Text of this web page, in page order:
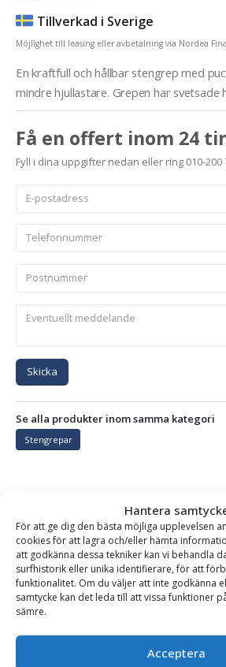
Hantera
För att ge dig den bästa möjliga upplevelsen
cookies för att lagra och/eller hämta
att godkänna dessa tekniker kan vi behandla
surfhistorik eller unika identifierare, för att
funktionalitet. Om du väljer att inte godkänna
samtycke kan det leda till att vissa funktioner
sämre.
Acceptera
Tillverkad i Sverige
Möjlighet till leasing eller avbetalning via Nordea
En kraftfull och hållbar stengrep med
mindre hjullastare. Grepen har svetsade
Få en offert inom 24
Fyll i dina uppgifter nedan eller ring 010-200
Skicka
Se alla produkter inom samma kategori
Stengrepar
Stengrep med puckel – fäste Euro,
En kraftfull och hållbar stengrep med
mindre hjullastare. Grepen har svetsade
I framkant har stengrepen en markant